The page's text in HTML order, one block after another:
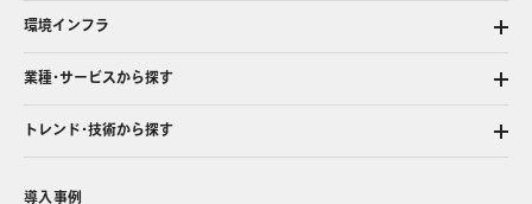
環境インフラ
業種・サービスから探す
トレンド・技術から探す
導入事例